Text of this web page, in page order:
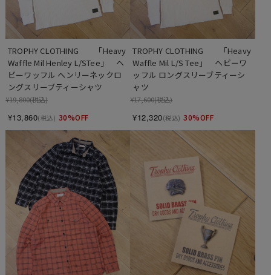
TROPHY CLOTHING　　「Heavy
Waffle Mil Henley L/STee」　ヘ
ビーワッフル ヘンリーネックロ
ングスリーブティーシャツ
¥19,800(税込)
¥13,860(税込) 30%OFF
TROPHY CLOTHING　　「Heavy
Waffle Mil L/S Tee」　ヘビーワ
ッフル ロングスリーブティーシ
ャツ
¥17,600(税込)
¥12,320(税込) 30%OFF